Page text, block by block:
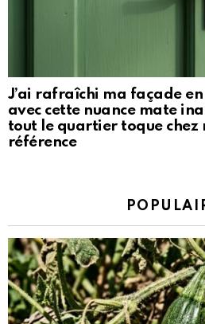
J’ai rafraîchi ma façade
avec cette nuance mate
tout le quartier toque chez
référence